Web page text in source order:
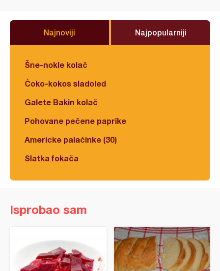
Najnoviji Najpopularniji
Šne-nokle kolač
Čoko-kokos sladoled
Galete Bakin kolač
Pohovane pečene paprike
Americke palačinke (30)
Slatka fokača
Isprobao sam